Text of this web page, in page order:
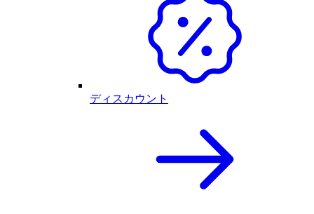
ディスカウント